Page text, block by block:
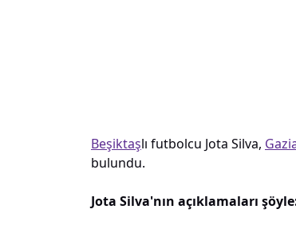
Beşiktaşlı futbolcu Jota Silva,
bulundu.
Jota Silva'nın açıklamaları